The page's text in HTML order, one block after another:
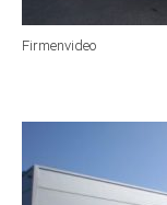
Firmenvideo